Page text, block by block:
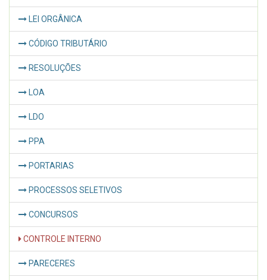
LEI ORGÂNICA
CÓDIGO TRIBUTÁRIO
RESOLUÇÕES
LOA
LDO
PPA
PORTARIAS
PROCESSOS SELETIVOS
CONCURSOS
CONTROLE INTERNO
PARECERES